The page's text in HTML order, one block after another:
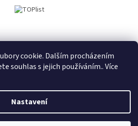
cookie. Dalším procházením
souhlas s jejich používáním.. Více
Nastavení
autosedačky Delfínek Olomouc.